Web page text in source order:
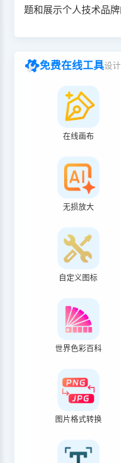
题和展示个人技术品牌
免费在线工具设
在线画布
无损放大
自定义图标
世界色彩百科
图片格式转换